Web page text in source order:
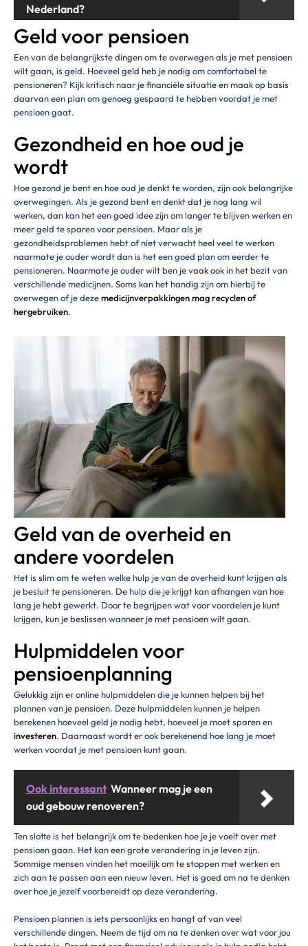
Nederland?
Geld voor pensioen
Een van de belangrijkste dingen om te overwegen als je met pensioen
wilt gaan, is geld. Hoeveel geld heb je nodig om comfortabel te
pensioneren? Kijk kritisch naar je financiële situatie en maak op basis
daarvan een plan om genoeg gespaard te hebben voordat je met
pensioen gaat.
Gezondheid en hoe oud je
wordt
Hoe gezond je bent en hoe oud je denkt te worden, zijn ook belangrijke
overwegingen. Als je gezond bent en denkt dat je nog lang wil
werken, dan kan het een goed idee zijn om langer te blijven werken en
meer geld te sparen voor pensioen. Maar als je
gezondheidsproblemen hebt of niet verwacht heel veel te werken
naarmate je ouder wordt dan is het een goed plan om eerder te
pensioneren. Naarmate je ouder wilt ben je vaak ook in het bezit van
verschillende medicijnen. Soms kan het handig zijn om hierbij te
overwegen of je dezemedicijnverpakkingen mag recyclen of
hergebruiken.
Geld van de overheid en
andere voordelen
Het is slim om te weten welke hulp je van de overheid kunt krijgen als
je besluit te pensioneren. De hulp die je krijgt kan afhangen van hoe
lang je hebt gewerkt. Door te begrijpen wat voor voordelen je kunt
krijgen, kun je beslissen wanneer je met pensioen wilt gaan.
Hulpmiddelen voor
pensioenplanning
Gelukkig zijn er online hulpmiddelen die je kunnen helpen bij het
plannen van je pensioen. Deze hulpmiddelen kunnen je helpen
berekenen hoeveel geld je nodig hebt, hoeveel je moet sparen en
investeren. Daarnaast wordt er ook berekenend hoe lang je moet
werken voordat je met pensioen kunt gaan.
Ook interessant Wanneer mag je een
oud gebouw renoveren?
Ten slotte is het belangrijk om te bedenken hoe je je voelt over met
pensioen gaan. Het kan een grote verandering in je leven zijn.
Sommige mensen vinden het moeilijk om te stoppen met werken en
zich aan te passen aan een nieuw leven. Het is goed om na te denken
over hoe je jezelf voorbereidt op deze verandering.
Pensioen plannen is iets persoonlijks en hangt af van veel
verschillende dingen. Neem de tijd om na te denken over wat voor jou